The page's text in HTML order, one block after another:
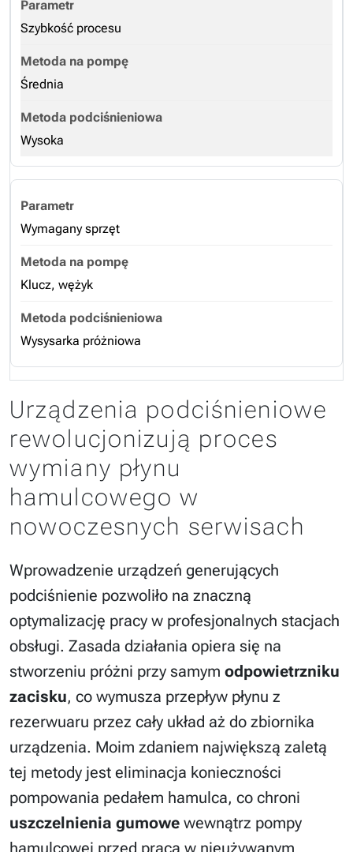
Szybkość procesu
Średnia
Wysoka
Wymagany sprzęt
Klucz, wężyk
Wysysarka próżniowa
Urządzenia podciśnieniowe
rewolucjonizują proces
wymiany płynu
hamulcowego w
nowoczesnych serwisach
Wprowadzenie urządzeń generujących
podciśnienie pozwoliło na znaczną
optymalizację pracy w profesjonalnych stacjach
obsługi. Zasada działania opiera się na
stworzeniu próżni przy samym odpowietrzniku
zacisku, co wymusza przepływ płynu z
rezerwuaru przez cały układ aż do zbiornika
urządzenia. Moim zdaniem największą zaletą
tej metody jest eliminacja konieczności
pompowania pedałem hamulca, co chroni
uszczelnienia gumowe wewnątrz pompy
hamulcowej przed pracą w nieużywanym